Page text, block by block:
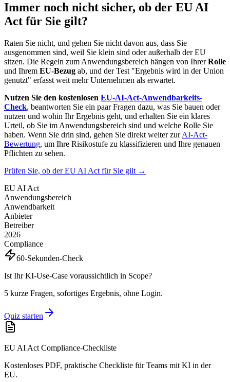
Immer noch nicht sicher, ob der EU AI
Act für Sie gilt?
Raten Sie nicht, und gehen Sie nicht davon aus, dass Sie
ausgenommen sind, weil Sie klein sind oder außerhalb der EU
sitzen. Die Regeln zum Anwendungsbereich hängen von IhrerRolle
und Ihrem EU-Bezug ab, und der Test "Ergebnis wird in der Union
genutzt" erfasst weit mehr Unternehmen als erwartet.
Nutzen Sie den kostenlosen EU-AI-Act-Anwendbarkeits-
Check, beantworten Sie ein paar Fragen dazu, was Sie bauen oder
nutzen und wohin Ihr Ergebnis geht, und erhalten Sie ein klares
Urteil, ob Sie im Anwendungsbereich sind und welche Rolle Sie
haben. Wenn Sie drin sind, gehen Sie direkt weiter zurAI-Act-
Bewertung, um Ihre Risikostufe zu klassifizieren und Ihre genauen
Pflichten zu sehen.
Prüfen Sie, ob der EU AI Act für Sie gilt →
EU AI Act
Anwendungsbereich
Anwendbarkeit
Anbieter
Betreiber
2026
Compliance
60-Sekunden-Check
Ist Ihr KI-Use-Case voraussichtlich in Scope?
5 kurze Fragen, sofortiges Ergebnis, ohne Login.
Quiz starten
EU AI Act Compliance-Checkliste
Kostenloses PDF, praktische Checkliste für Teams mit KI in der
EU.